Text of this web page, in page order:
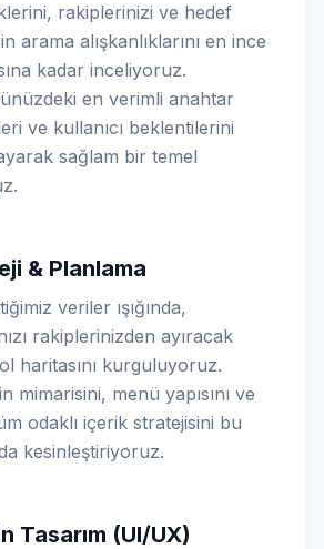
rakiplerinizi ve hedef
arama alışkanlıklarını en ince
kadar inceliyoruz.
en verimli anahtar
ve kullanıcı beklentilerini
sağlam bir temel
& Planlama
veriler ışığında,
rakiplerinizden ayıracak
haritasını kurguluyoruz.
mimarisini, menü yapısını ve
odaklı içerik stratejisini bu
kesinleştiriyoruz.
Tasarım (UI/UX)